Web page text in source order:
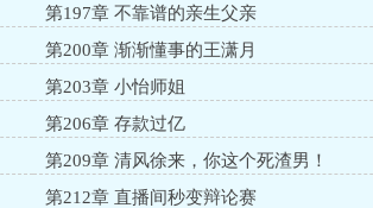
第197章 不靠谱的亲生父亲
第200章 渐渐懂事的王潇月
第203章 小怡师姐
第206章 存款过亿
第209章 清风徐来，你这个死渣男！
第212章 直播间秒变辩论赛